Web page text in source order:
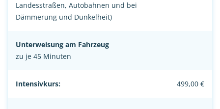
Landesstraßen, Autobahnen und bei
Dämmerung und Dunkelheit)
Unterweisung am Fahrzeug
zu je 45 Minuten
Intensivkurs: 499,00 €